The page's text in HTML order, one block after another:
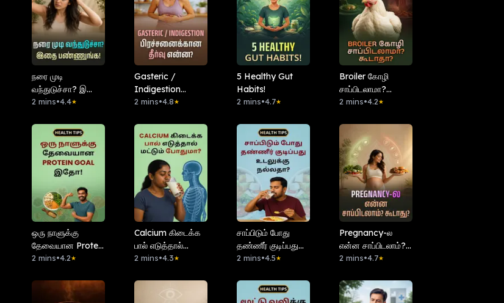
நரை முடி
வந்துடுச்சா? இதை
பண்ணுங்க!
2 mins•4.4★
Gasteric /
Indigestion
பிரச்சனைக்கான
2 mins•4.8★
5 Healthy Gut
Habits!
2 mins•4.7★
Broiler கோழி
சாப்பிடலாமா?
கூடாதா?
2 mins•4.2★
ஒரு நாளுக்கு
தேவையான Protein
Goal இதோ!
2 mins•4.2★
Calcium கிடைக்க
பால் எடுத்தால்
மட்டும் போதுமா?
2 mins•4.3★
சாப்பிடும் போது
தண்ணீர் குடிப்பது
உடலுக்கு நல்லதா?
2 mins•4.5★
Pregnancy-ல
என்ன சாப்பிடலாம்?
கூடாது?
2 mins•4.7★